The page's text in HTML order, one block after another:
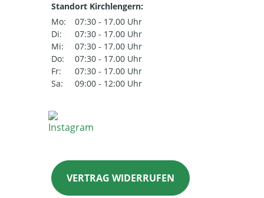
Standort Kirchlengern:
Mo:
07:30 - 17.00 Uhr
Di:
07:30 - 17.00 Uhr
Mi:
07:30 - 17.00 Uhr
Do:
07:30 - 17.00 Uhr
Fr:
07:30 - 17.00 Uhr
Sa:
09:00 - 12:00 Uhr
VERTRAG WIDERRUFEN